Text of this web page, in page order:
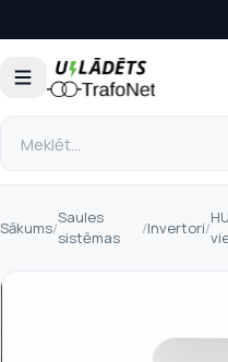
Sākums/
Saules
sistēmas
/Invertori/